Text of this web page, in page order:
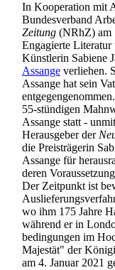
In Kooperation mit
Bundesverband
Zeitung (NRhZ) am
Engagierte
Künstlerin Sabiene
Assange verliehen.
Assange hat sein
55-stündigen
Assange statt -
Herausgeber der
die Preisträgerin
Assange für
deren
Der Zeitpunkt ist
wo ihm 175 Jahre
während er in
bedingungen im
Majestät" der
am 4. Januar 2021